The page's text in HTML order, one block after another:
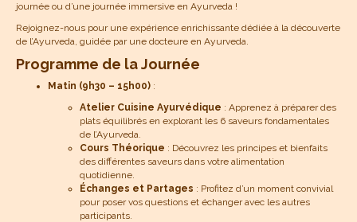
journée ou d’une journée immersive en Ayurveda !
Rejoignez-nous pour une expérience enrichissante dédiée à la découverte
de l’Ayurveda, guidée par une docteure en Ayurveda.
Programme de la Journée
Matin (9h30 – 15h00) :
Atelier Cuisine Ayurvédique : Apprenez à préparer des
plats équilibrés en explorant les 6 saveurs fondamentales
de l’Ayurveda.
Cours Théorique : Découvrez les principes et bienfaits
des différentes saveurs dans votre alimentation
quotidienne.
Échanges et Partages : Profitez d’un moment convivial
pour poser vos questions et échanger avec les autres
participants.